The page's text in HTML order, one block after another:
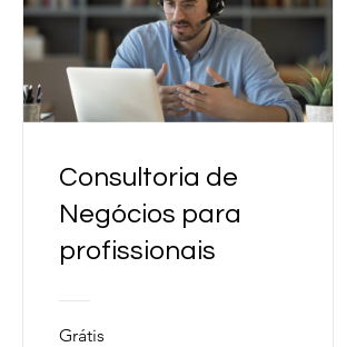
Consultoria de
Negócios para
profissionais
Grátis